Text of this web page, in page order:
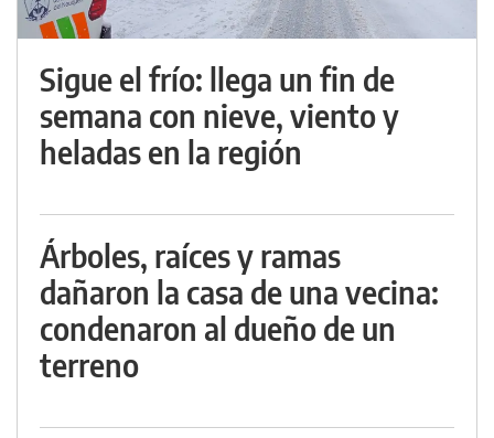
Sigue el frío: llega un fin de
semana con nieve, viento y
heladas en la región
Árboles, raíces y ramas
dañaron la casa de una vecina:
condenaron al dueño de un
terreno